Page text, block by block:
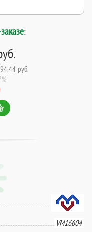
:
руб.
VM16604